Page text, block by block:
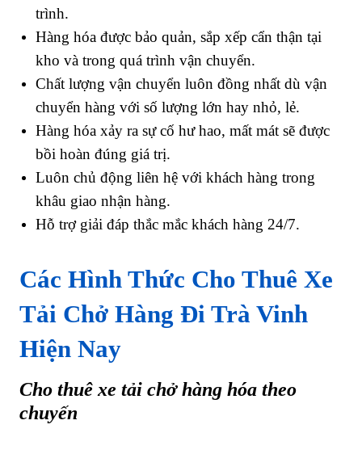
trình.
Hàng hóa được bảo quản, sắp xếp cẩn thận tại
kho và trong quá trình vận chuyển.
Chất lượng vận chuyển luôn đồng nhất dù vận
chuyển hàng với số lượng lớn hay nhỏ, lẻ.
Hàng hóa xảy ra sự cố hư hao, mất mát sẽ được
bồi hoàn đúng giá trị.
Luôn chủ động liên hệ với khách hàng trong
khâu giao nhận hàng.
Hỗ trợ giải đáp thắc mắc khách hàng 24/7.
Các Hình Thức Cho Thuê Xe
Tải Chở Hàng Đi Trà Vinh
Hiện Nay
Cho thuê xe tải chở hàng hóa theo
chuyến